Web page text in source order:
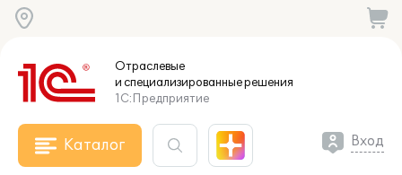
Отраслевые
и специализированныерешения
1С:Предприятие
Каталог Вход